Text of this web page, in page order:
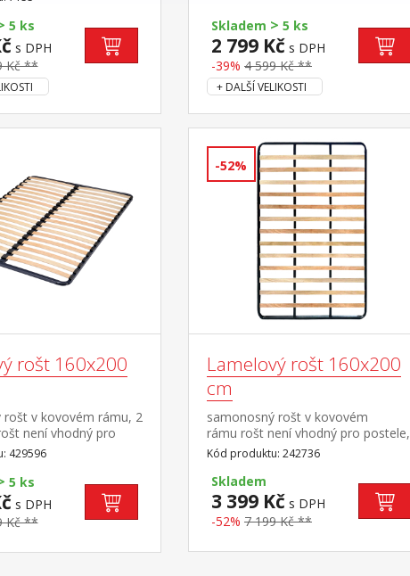
rošt R2
5 ks
s DPH
Kč **
Skladem > 5 ks
2 799 Kč s DPH
-39% 4 599 Kč **
+ DALŠÍ VELIKOSTI
rošt 160x200
rošt v kovovém rámu, 2
není vhodný pro
má být použit
429596
5 ks
s DPH
Kč **
-52%
Lamelový rošt 160x200
cm
samonosný rošt v kovovém
rámu rošt není vhodný pro postele,
do kterých má být použit laťkový
rošt R2
Kód produktu: 242736
Skladem
3 399 Kč s DPH
-52% 7 199 Kč **